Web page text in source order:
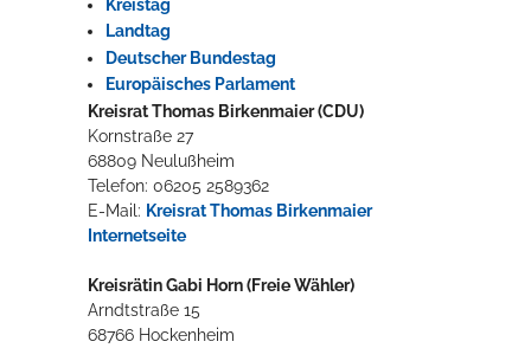
Kreistag
Landtag
Deutscher Bundestag
Europäisches Parlament
Kreisrat Thomas Birkenmaier (CDU)
Kornstraße 27
68809 Neulußheim
Telefon: 06205 2589362
E-Mail: Kreisrat Thomas Birkenmaier
Internetseite
Kreisrätin Gabi Horn (Freie Wähler)
Arndtstraße 15
68766 Hockenheim